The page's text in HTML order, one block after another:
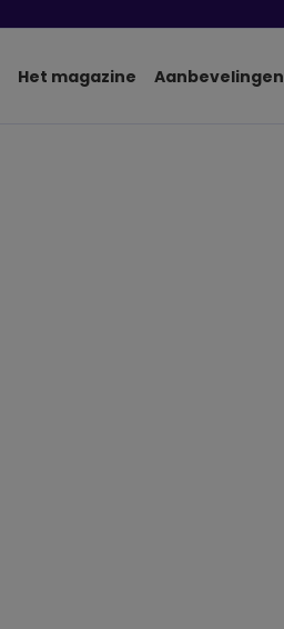
Het magazine Aanbevelingen